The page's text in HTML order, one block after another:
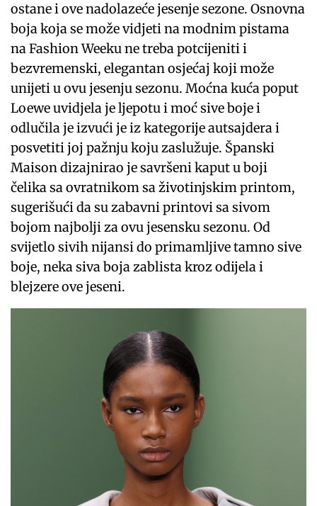
ostane i ove nadolazeće jesenje sezone. Osnovna
boja koja se može vidjeti na modnim pistama
na Fashion Weeku ne treba potcijeniti i
bezvremenski, elegantan osjećaj koji može
unijeti u ovu jesenju sezonu. Moćna kuća poput
Loewe uvidjela je ljepotu i moć sive boje i
odlučila je izvući je iz kategorije autsajdera i
posvetiti joj pažnju koju zaslužuje. Španski
Maison dizajnirao je savršeni kaput u boji
čelika sa ovratnikom sa životinjskim printom,
sugerišući da su zabavni printovi sa sivom
bojom najbolji za ovu jesensku sezonu. Od
svijetlo sivih nijansi do primamljive tamno sive
boje, neka siva boja zablista kroz odijela i
blejzere ove jeseni.